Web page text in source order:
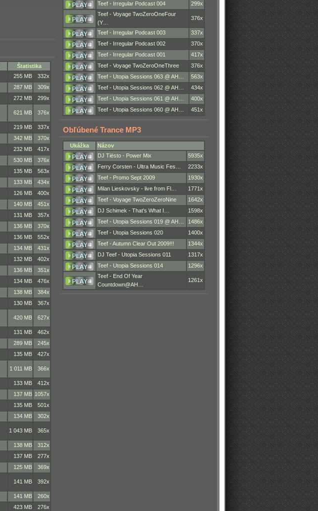
Štatistika
255 MB
332x
287 MB
309x
272 MB
299x
621 MB 376x
219 MB
337x
342 MB
370x
232 MB
417x
530 MB
376x
135 MB
563x
133 MB
434x
126 MB
400x
140 MB
451x
131 MB
357x
136 MB
370x
136 MB
552x
134 MB
431x
132 MB
402x
136 MB
351x
134 MB
476x
138 MB
384x
130 MB
367x
420 MB 627x
131 MB
462x
289 MB
245x
135 MB
427x
1 011 MB 366x
133 MB
412x
137 MB 1057x
135 MB
501x
134 MB
302x
1 043 MB 365x
138 MB
312x
137 MB
277x
125 MB
369x
141 MB 392x
141 MB
260x
423 MB
276x
Teef - Irregular Podcast 004
299x
Teef - Voyage TwoZeroOneFour
(Y…
376x
Teef - Irregular Podcast 003
337x
Teef - Irregular Podcast 002
370x
Teef - Irregular Podcast 001
417x
Teef - Voyage TwoZeroOneThree
376x
Teef - Utopia Sessions 063 @ AH…
563x
Teef - Utopia Sessions 062 @ AH…
434x
Teef - Utopia Sessions 061 @ AH…
400x
Teef - Utopia Sessions 060 @ AH…
451x
Obľúbené Trance MP3
Ukážka
Názov
DJ Tiësto - Power Mix
5935x
Ferry Corsten - Ultra Music Fes…
2233x
Teef - Promo Sept 2009
1930x
Milan Lieskovsky - live from Fl…
1771x
Teef - Voyage TwoZeroZeroNine
1642x
DJ Schimek - That's What I…
1598x
Teef - Utopia Sessions 019 @ AH…
1486x
Teef - Utopia Sessions 020
1400x
Teef - Autumn Clear Out 2009!!!
1344x
DJ Teef - Utopia Sessions 011
1317x
Teef - Utopia Sessions 014
1296x
Teef - End Of Year
Countdown@AH…
1261x